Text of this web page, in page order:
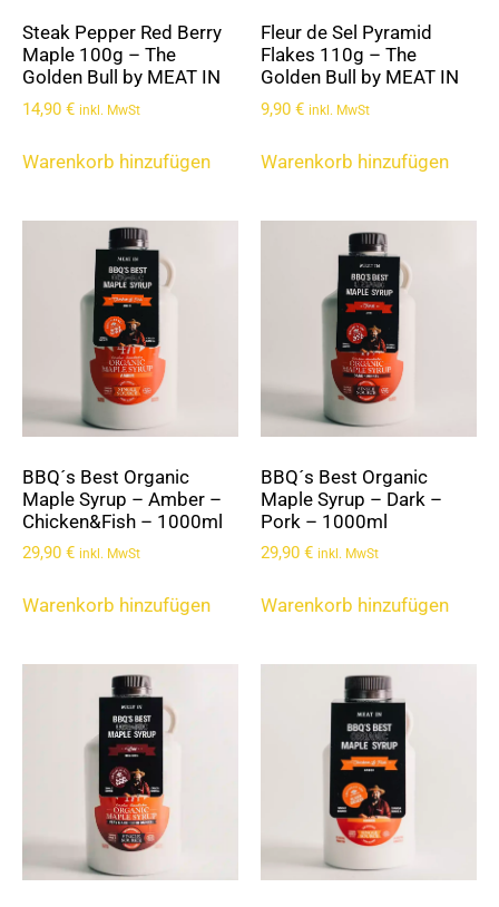
Steak Pepper Red Berry
Maple 100g – The
Golden Bull by MEAT IN
14,90 € inkl. MwSt
Warenkorb hinzufügen
Fleur de Sel Pyramid
Flakes 110g – The
Golden Bull by MEAT IN
9,90 € inkl. MwSt
Warenkorb hinzufügen
BBQ´s Best Organic
Maple Syrup – Amber –
Chicken&Fish – 1000ml
29,90 € inkl. MwSt
Warenkorb hinzufügen
BBQ´s Best Organic
Maple Syrup – Dark –
Pork – 1000ml
29,90 € inkl. MwSt
Warenkorb hinzufügen